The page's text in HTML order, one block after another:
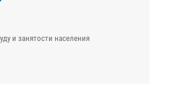
и занятости населения